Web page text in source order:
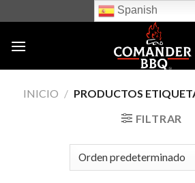
to
content
Spanish
INICIO / PRODUCTOS
FILTRAR